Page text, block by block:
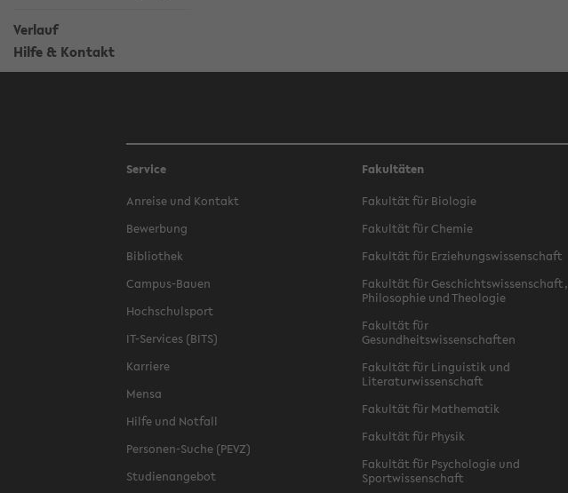
Verlauf
Hilfe & Kontakt
Service
Anreise und Kontakt
Bewerbung
Bibliothek
Campus-Bauen
Hochschulsport
IT-Services (BITS)
Karriere
Mensa
Hilfe und Notfall
Personen-Suche (PEVZ)
Studienangebot
Fakultäten
Fakultät für Biologie
Fakultät für Chemie
Fakultät für Erziehungswissenschaft
Fakultät für Geschichtswissenschaft,
Philosophie und Theologie
Fakultät für
Gesundheitswissenschaften
Fakultät für Linguistik und
Literaturwissenschaft
Fakultät für Mathematik
Fakultät für Physik
Fakultät für Psychologie und
Sportwissenschaft